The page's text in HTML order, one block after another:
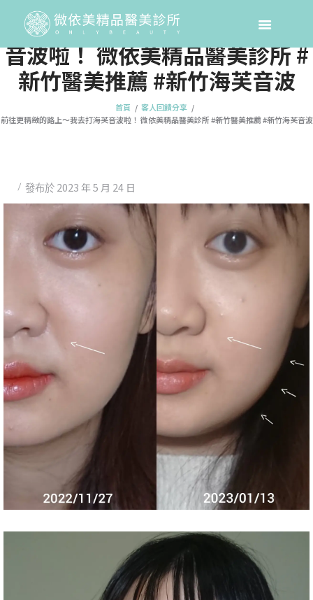
前往更精緻的路上～我去打海芙
音波啦！ 微依美精品醫美診所 #
新竹醫美推薦 #新竹海芙音波
首頁
客人回饋分享
前往更精緻的路上～我去打海芙音波啦！ 微依美精品醫美診所 #新竹醫美推薦 #新竹海芙音波
發布於 2023 年 5 月 24 日